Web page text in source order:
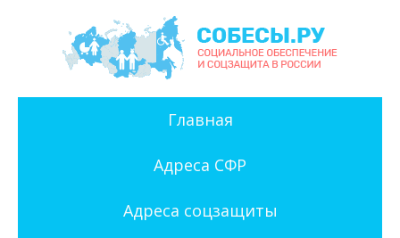
Главная
Адреса СФР
Адреса соцзащиты